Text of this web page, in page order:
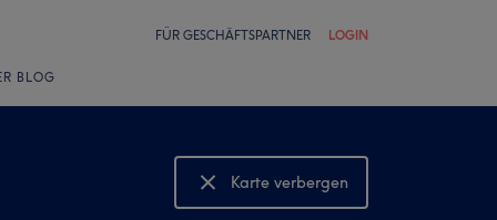
FÜR GESCHÄFTSPARTNER LOGIN
BLOG
Karte verbergen
Karte anzeigen